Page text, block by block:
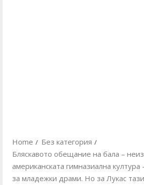
Home
Без категория
Бляскавото обещание на бала –
американската гимназиална култура
за младежки драми. Но за Лукас